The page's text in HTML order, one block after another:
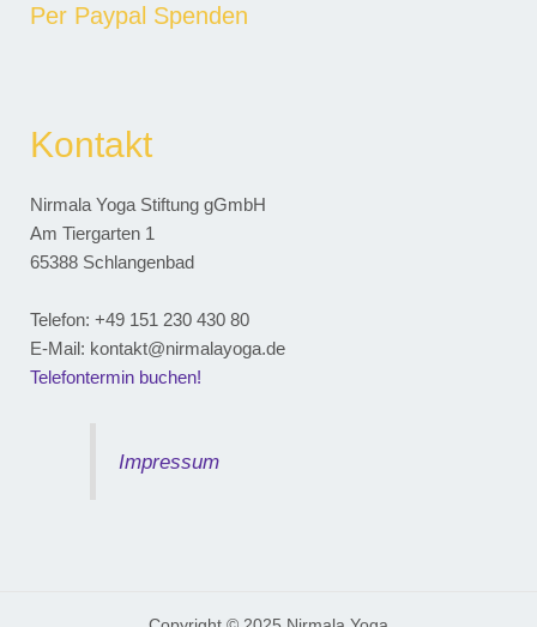
Per Paypal Spenden
Kontakt
Nirmala Yoga Stiftung gGmbH
Am Tiergarten 1
65388 Schlangenbad
Telefon: ‭+49 151 230 430 80‬
E-Mail: kontakt@nirmalayoga.de
Telefontermin buchen!
Impressum